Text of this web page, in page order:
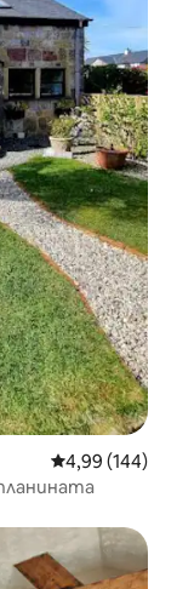
Средна
4,99 (144)